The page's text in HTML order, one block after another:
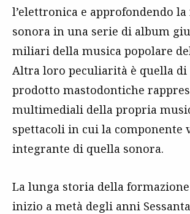
l’elettronica e approfondendo
sonora in una serie di album
miliari della musica popolare
Altra loro peculiarità è quella di
prodotto mastodontiche
multimediali della propria
spettacoli in cui la componente
integrante di quella sonora.
La lunga storia della
inizio a metà degli anni